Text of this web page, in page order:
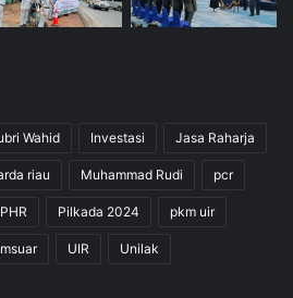
Wahid Investasi Jasa Raharja
riau Muhammad Rudi pcr
PHR Pilkada 2024 pkm uir
UIR Unilak